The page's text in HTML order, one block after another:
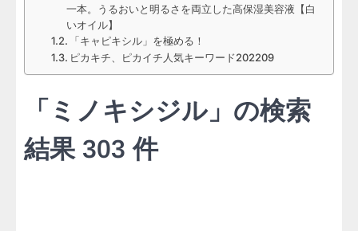
一本。うるおいと明るさを両立した高保湿美容液【白
いオイル】
「キャピキシル」を極める！
ピカキチ、ピカイチ人気キーワード202209
「ミノキシジル」の検索
結果 303 件